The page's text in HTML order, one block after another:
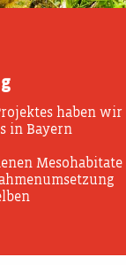
haben wir
in Bayern
Mesohabitate